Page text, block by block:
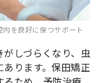
を良好に保つサポート
しづらくなり、虫
ります。保田矯正